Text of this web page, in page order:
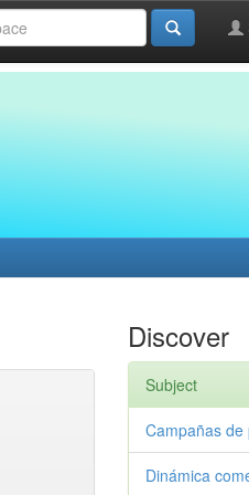
Discover
Subject
Campañas de
Dinámica